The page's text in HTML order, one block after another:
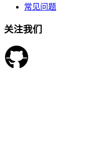
常见问题
关注我们